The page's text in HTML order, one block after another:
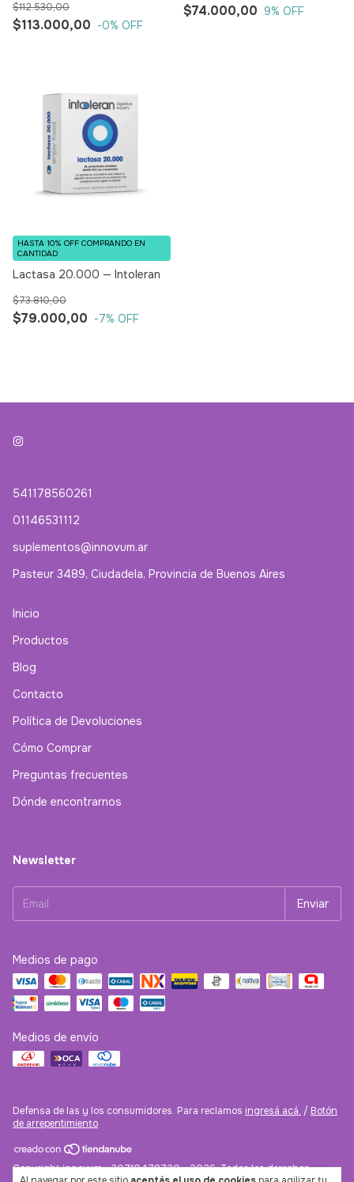
$113.000,00
$112.530,00
-0% OFF
$74.000,00 9% OFF
Lactasa 20.000 — Intoleran
$79.000,00
$73.810,00
-7% OFF
HASTA 10% OFF COMPRANDO EN
CANTIDAD
541178560261
01146531112
suplementos@innovum.ar
Pasteur 3489, Ciudadela, Provincia de Buenos Aires
Inicio
Productos
Blog
Contacto
Política de Devoluciones
Cómo Comprar
Preguntas frecuentes
Dónde encontrarnos
Newsletter
Medios de pago
Medios de envío
Defensa de las y los consumidores. Para reclamos ingresá acá. / Botón
de arrepentimiento
Copyright innovum - 30710478720 - 2026. Todos los derechos